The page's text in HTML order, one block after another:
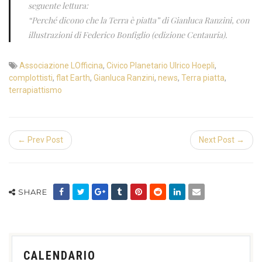
seguente lettura:
“Perché dicono che la Terra è piatta” di Gianluca Ranzini, con
illustrazioni di Federico Bonfiglio (edizione Centauria).
Associazione LOfficina, Civico Planetario Ulrico Hoepli,
complottisti, flat Earth, Gianluca Ranzini, news, Terra piatta,
terrapiattismo
← Prev Post Next Post →
SHARE
CALENDARIO